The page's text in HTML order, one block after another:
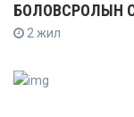
БОЛОВСРОЛЫН
2 жил